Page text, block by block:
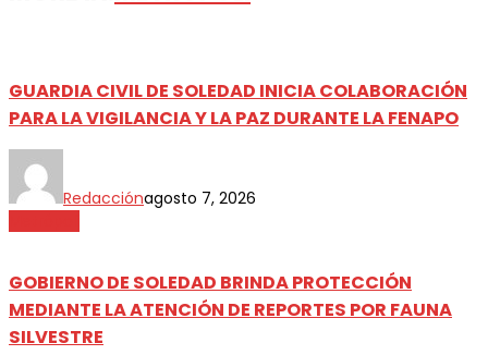
GUARDIA CIVIL DE SOLEDAD INICIA COLABORACIÓN
PARA LA VIGILANCIA Y LA PAZ DURANTE LA FENAPO
Redacciónagosto 7, 2026
GOBIERNO DE SOLEDAD BRINDA PROTECCIÓN
MEDIANTE LA ATENCIÓN DE REPORTES POR FAUNA
SILVESTRE